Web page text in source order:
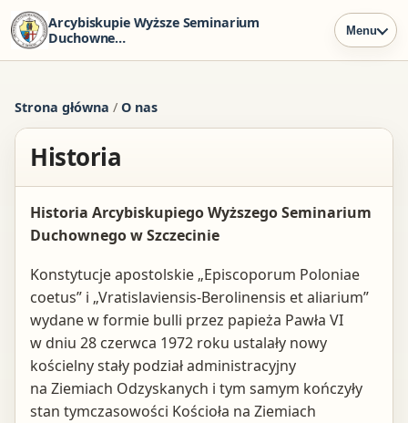
Arcybiskupie Wyższe Seminarium
Duchowne
Menu
Strona główna / O nas
Historia
Historia Arcybiskupiego Wyższego Seminarium
Duchownego w Szczecinie
Konstytucje apostolskie „Episcoporum Poloniae
coetus” i „Vratislaviensis-Berolinensis et aliarium”
wydane w formie bulli przez papieża Pawła VI
w dniu 28 czerwca 1972 roku ustalały nowy
kościelny stały podział administracyjny
na Ziemiach Odzyskanych i tym samym kończyły
stan tymczasowości Kościoła na Ziemiach